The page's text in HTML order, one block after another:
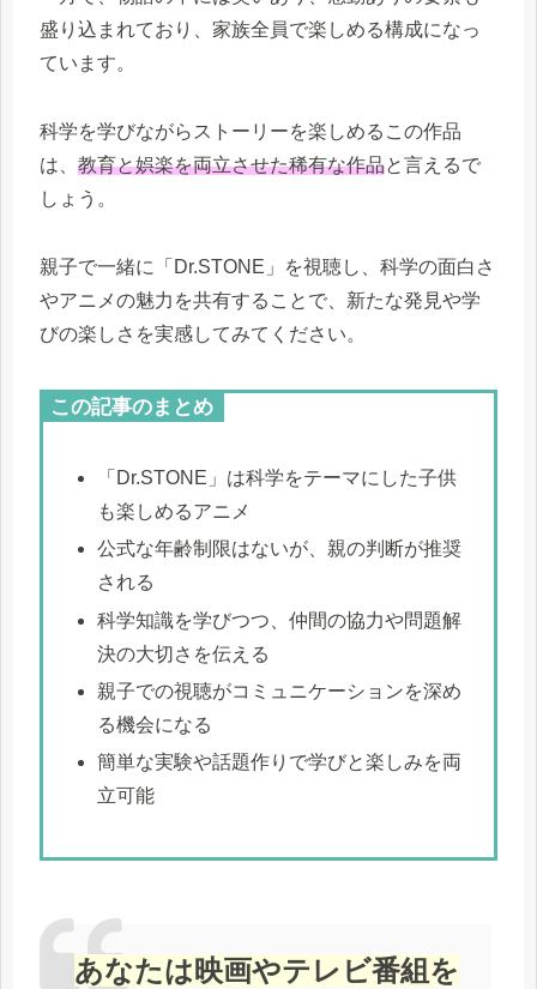
盛り込まれており、家族全員で楽しめる構成になっ
ています。
科学を学びながらストーリーを楽しめるこの作品
は、 教育と娯楽を両立させた稀有な作品と言えるで
しょう。
親子で一緒に「Dr.STONE」を視聴し、科学の面白さ
やアニメの魅力を共有することで、新たな発見や学
びの楽しさを実感してみてください。
この記事のまとめ
「Dr.STONE」は科学をテーマにした子供
も楽しめるアニメ
公式な年齢制限はないが、親の判断が推奨
される
科学知識を学びつつ、仲間の協力や問題解
決の大切さを伝える
親子での視聴がコミュニケーションを深め
る機会になる
簡単な実験や話題作りで学びと楽しみを両
立可能
あなたは映画やテレビ番組を